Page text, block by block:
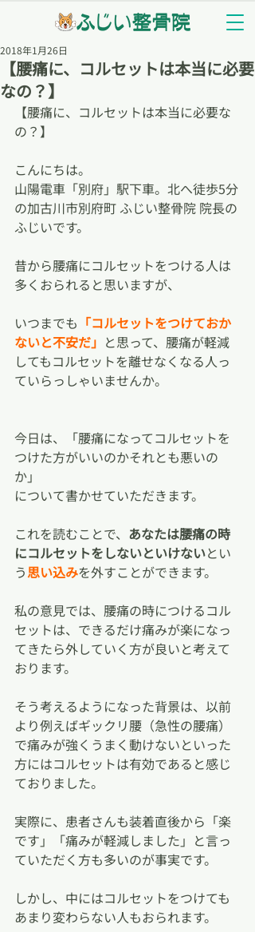
【腰痛に、コルセットは本当に必要
なの？】
2018年1月26日
【腰痛に、コルセットは本当に必要な
の？】
こんにちは。
山陽電車「別府」駅下車。北へ徒歩5分
の加古川市別府町 ふじい整骨院 院長の
ふじいです。
昔から腰痛にコルセットをつける人は
多くおられると思いますが、
いつまでも 「コルセットをつけておか
ないと不安だ」 と思って、腰痛が軽減
してもコルセットを離せなくなる人っ
ていらっしゃいませんか。
今日は、「腰痛になってコルセットを
つけた方がいいのかそれとも悪いの
か」
について書かせていただきます。
これを読むことで、 あなたは腰痛の時
にコルセットをしないといけないとい
う思い込みを外すことができます。
私の意見では、腰痛の時につけるコル
セットは、できるだけ痛みが楽になっ
てきたら外していく方が良いと考えて
おります。
そう考えるようになった背景は、以前
より例えばギックリ腰（急性の腰痛）
で痛みが強くうまく動けないといった
方にはコルセットは有効であると感じ
ておりました。
実際に、患者さんも装着直後から「楽
です」「痛みが軽減しました」と言っ
ていただく方も多いのが事実です。
しかし、中にはコルセットをつけても
あまり変わらない人もおられます。